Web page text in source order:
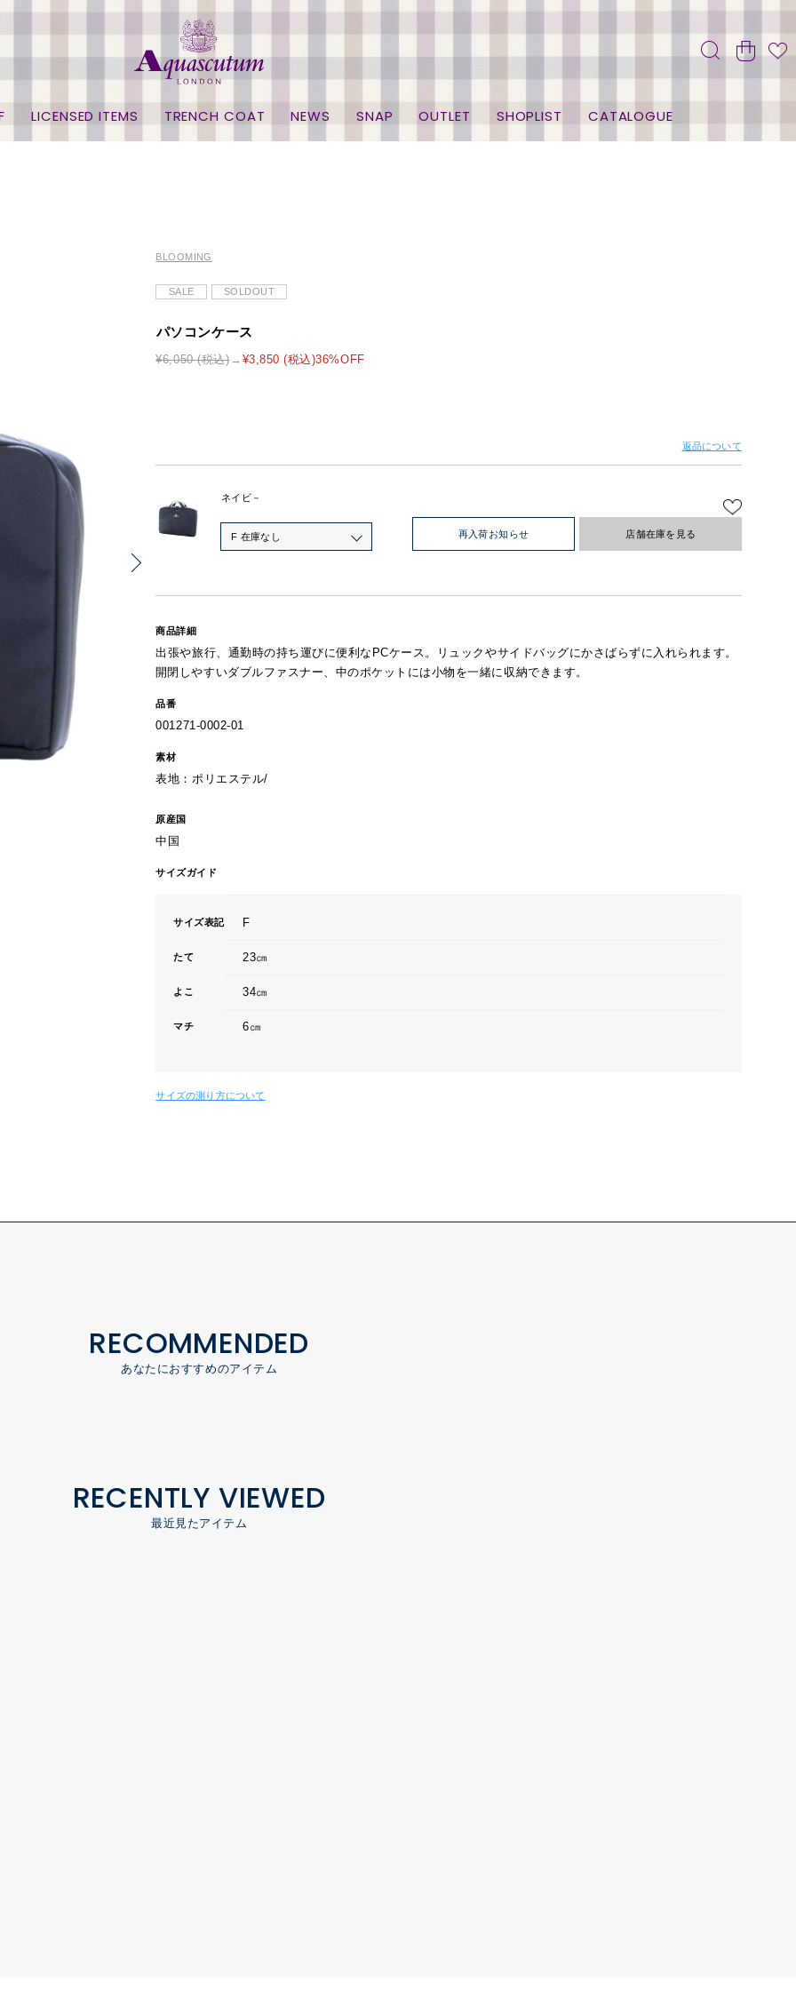
LICENSED ITEMS TRENCH COAT NEWS SNAP OUTLET SHOPLIST CATALOGUE
BLOOMING
SALE SOLDOUT
パソコンケース
¥6,050 (税込) ¥3,850 (税込)36%OFF
返品について
ネイビ－
F 在庫なし 再入荷お知らせ 店舗在庫を見る
商品詳細
出張や旅行、通勤時の持ち運びに便利なPCケース。リュックやサイドバッグにかさばらずに入れられます。
開閉しやすいダブルファスナー、中のポケットには小物を一緒に収納できます。
品番
001271-0002-01
素材
表地：ポリエステル/
原産国
中国
サイズガイド
サイズ表記 F
たて 23㎝
よこ 34㎝
マチ 6㎝
サイズの測り方について
RECOMMENDED
あなたにおすすめのアイテム
RECENTLY VIEWED
最近見たアイテム